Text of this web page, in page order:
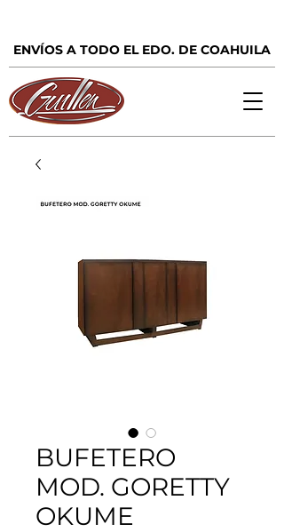
ENVÍOS A TODO EL EDO. DE COAHUILA
BUFETERO
MOD. GORETTY
OKUME